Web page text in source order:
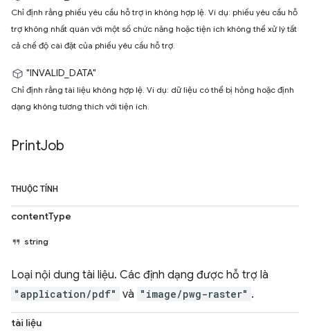
Chỉ định rằng phiếu yêu cầu hỗ trợ in không hợp lệ. Ví dụ: phiếu yêu cầu hỗ
trợ không nhất quán với một số chức năng hoặc tiện ích không thể xử lý tất
cả chế độ cài đặt của phiếu yêu cầu hỗ trợ.
"INVALID_DATA"
Chỉ định rằng tài liệu không hợp lệ. Ví dụ: dữ liệu có thể bị hỏng hoặc định
dạng không tương thích với tiện ích.
PrintJob
THUỘC TÍNH
contentType
string
Loại nội dung tài liệu. Các định dạng được hỗ trợ là
"application/pdf" và "image/pwg-raster" .
tài liệu